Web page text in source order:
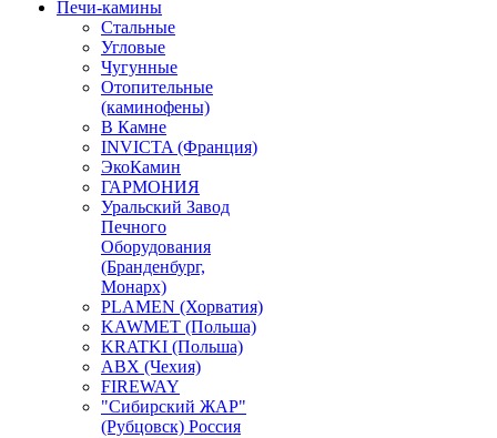
Печи-камины
Стальные
Угловые
Чугунные
Отопительные
(каминофены)
В Камне
INVICTA (Франция)
ЭкоКамин
ГАРМОНИЯ
Уральский Завод
Печного
Оборудования
(Бранденбург,
Монарх)
PLAMEN (Хорватия)
KAWMET (Польша)
KRATKI (Польша)
ABX (Чехия)
FIREWAY
"Сибирский ЖАР"
(Рубцовск) Россия